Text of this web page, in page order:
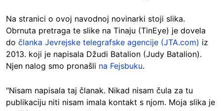
Na stranici o ovoj navodnoj novinarki stoji slika.
Obrnuta pretraga te slike na Tinaju (TinEye) je dovela
do članka Jevrejske telegrafske agencije (JTA.com) iz
2013. koji je napisala Džudi Batalion (Judy Batalion).
Njen nalog smo pronašli na Fejsbuku.
"Nisam napisala taj članak. Nikad nisam čula za tu
publikaciju niti nisam imala kontakt s njom. Moja slika je